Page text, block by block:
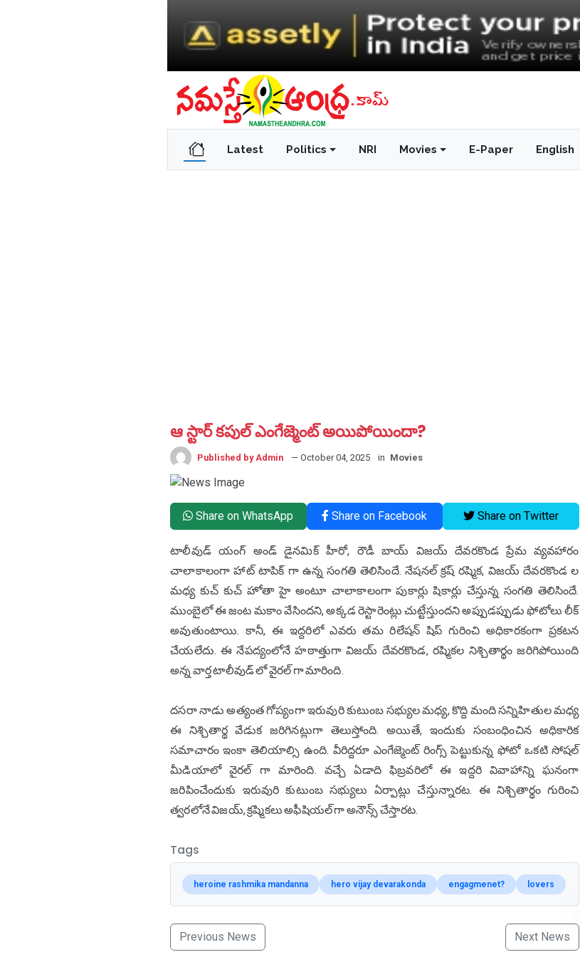
Latest Politics NRI Movies E-Paper English
ఆ స్టార్ కపుల్ ఎంగేజ్మెంట్ అయిపోయిందా?
Published by Admin — October 04, 2025 in Movies
Share on WhatsApp Share on Facebook Share on Twitter
టాలీవుడ్ యంగ్ అండ్ డైనమిక్ హీరో, రౌడీ బాయ్ విజయ్ దేవరకొండ ప్రేమ వ్యవహారం
చాలాకాలంగా హాట్ టాపిక్ గా ఉన్న సంగతి తెలిసిందే. నేషనల్ క్రష్ రష్మిక, విజయ్ దేవరకొండ ల
మధ్య కుచ్ కుచ్ హోతా హై అంటూ చాలాకాలంగా పుకార్లు షికార్లు చేస్తున్న సంగతి తెలిసిందే.
ముంబైలో ఈ జంట మకాం వేసిందని, అక్కడ రెస్టారెంట్లు చుట్టేస్తుందని అప్పుడప్పుడు ఫోటోలు లీక్
అవుతుంటాయి. కానీ, ఈ ఇద్దరిలో ఎవరు తమ రిలేషన్ షిప్ గురించి అధికారకంగా ప్రకటన
చేయలేదు. ఈ నేపద్యంలోనే హఠాత్తుగా విజయ్ దేవరకొండ, రష్మికల నిశ్చితార్థం జరిగిపోయింది
అన్న వార్త టాలీవుడ్ లో వైరల్ గా మారింది.
దసరా నాడు అత్యంత గోప్యంగా ఇరువురి కుటుంబ సభ్యుల మధ్య, కొద్ది మంది సన్నిహితుల మధ్య
ఈ నిశ్చితార్థ వేడుక జరిగినట్లుగా తెలుస్తోంది. అయితే, ఇందుకు సంబంధించిన అధికారిక
సమాచారం ఇంకా తెలియాల్సి ఉంది. వీరిద్దరూ ఎంగేజ్మెంట్ రింగ్స్ పెట్టుకున్న ఫోటో ఒకటి సోషల్
మీడియాలో వైరల్ గా మారింది. వచ్చే ఏడాది ఫిబ్రవరిలో ఈ ఇద్దరి వివాహాన్ని ఘనంగా
జరిపించేందుకు ఇరువురి కుటుంబ సభ్యులు ఏర్పాట్లు చేస్తున్నారట. ఈ నిశ్చితార్థం గురించి
త్వరలోనే విజయ్, క్రష్మికలు అఫీషియల్ గా అనౌన్స్ చేస్తారట.
Tags
heroine rashmika mandanna hero vijay devarakonda engagmenet? lovers
Previous News Next News